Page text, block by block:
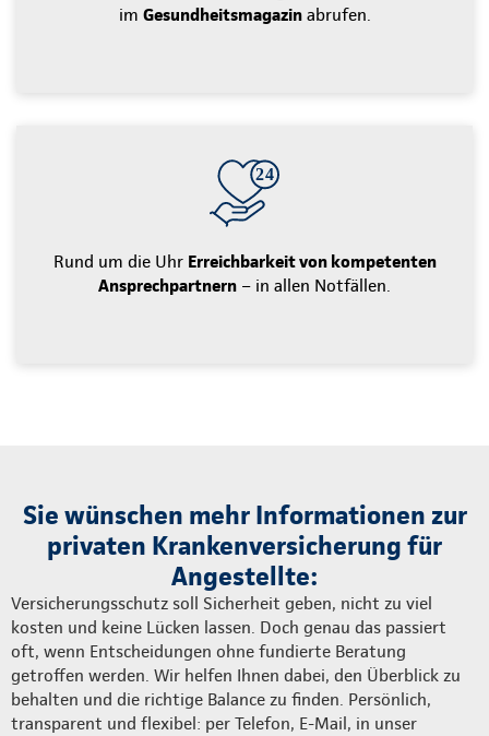
im Gesundheitsmagazinabrufen.
Rund um die Uhr Erreichbarkeit von kompetenten
Ansprechpartnern – in allen Notfällen.
Sie wünschen mehr Informationen zur
privaten Krankenversicherung für
Angestellte:
Versicherungsschutz soll Sicherheit geben, nicht zu viel
kosten und keine Lücken lassen. Doch genau das passiert
oft, wenn Entscheidungen ohne fundierte Beratung
getroffen werden. Wir helfen Ihnen dabei, den Überblick zu
behalten und die richtige Balance zu finden. Persönlich,
transparent und flexibel: per Telefon, E-Mail, in unser